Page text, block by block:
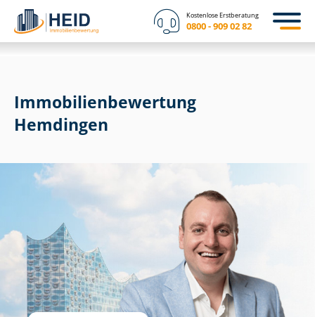
Kostenlose Erstberatung
0800 - 909 02 82
Immobilien­bewertung
Hemdingen